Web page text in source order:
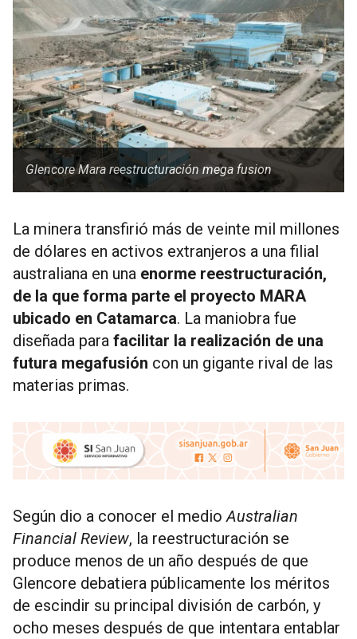
Glencore Mara reestructuración mega fusion
La minera transfirió más de veinte mil millones
de dólares en activos extranjeros a una filial
australiana en una enorme reestructuración,
de la que forma parte el proyecto MARA
ubicado en Catamarca. La maniobra fue
diseñada para facilitar la realización de una
futura megafusión con un gigante rival de las
materias primas.
Según dio a conocer el medioAustralian
Financial Review, la reestructuración se
produce menos de un año después de que
Glencore debatiera públicamente los méritos
de escindir su principal división de carbón, y
ocho meses después de que intentara entablar